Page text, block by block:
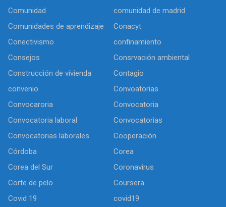
Comunidad
comunidad de madrid
Comunidades de aprendizaje
Conacyt
Conectivismo
confinamiento
Consejos
Consrvación ambiental
Construcción de vivienda
Contagio
convenio
Convoatorias
Convocaroria
Convocatoria
Convocatoria laboral
Convocatorias
Convocatorias laborales
Cooperación
Córdoba
Corea
Corea del Sur
Coronavirus
Corte de pelo
Coursera
Covid 19
covid19